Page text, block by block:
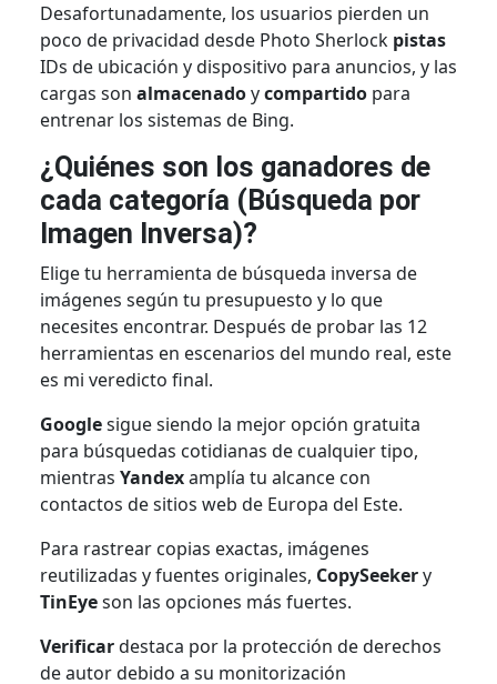
Desafortunadamente, los usuarios pierden un
poco de privacidad desde Photo Sherlock pistas
IDs de ubicación y dispositivo para anuncios, y las
cargas son almacenadoycompartido para
entrenar los sistemas de Bing.
¿Quiénes son los ganadores de
cada categoría (Búsqueda por
Imagen Inversa)?
Elige tu herramienta de búsqueda inversa de
imágenes según tu presupuesto y lo que
necesites encontrar. Después de probar las 12
herramientas en escenarios del mundo real, este
es mi veredicto final.
Googlesigue siendo la mejor opción gratuita
para búsquedas cotidianas de cualquier tipo,
mientras Yandexamplía tu alcance con
contactos de sitios web de Europa del Este.
Para rastrear copias exactas, imágenes
reutilizadas y fuentes originales, CopySeekery
TinEyeson las opciones más fuertes.
Verificardestaca por la protección de derechos
de autor debido a su monitorización